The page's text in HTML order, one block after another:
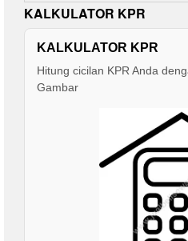
KALKULATOR KPR
KALKULATOR KPR
Hitung cicilan KPR Anda
Gambar